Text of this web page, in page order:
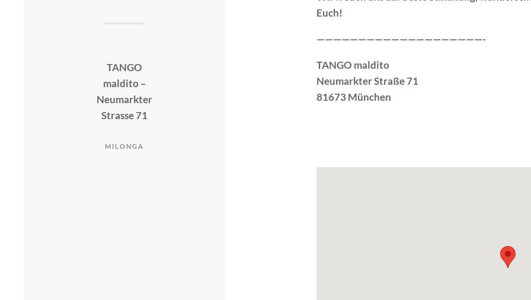
Euch!
————————————————————-
TANGO maldito
Neumarkter Straße 71
81673 München
TANGO
maldito –
Neumarkter
Strasse 71
MILONGA